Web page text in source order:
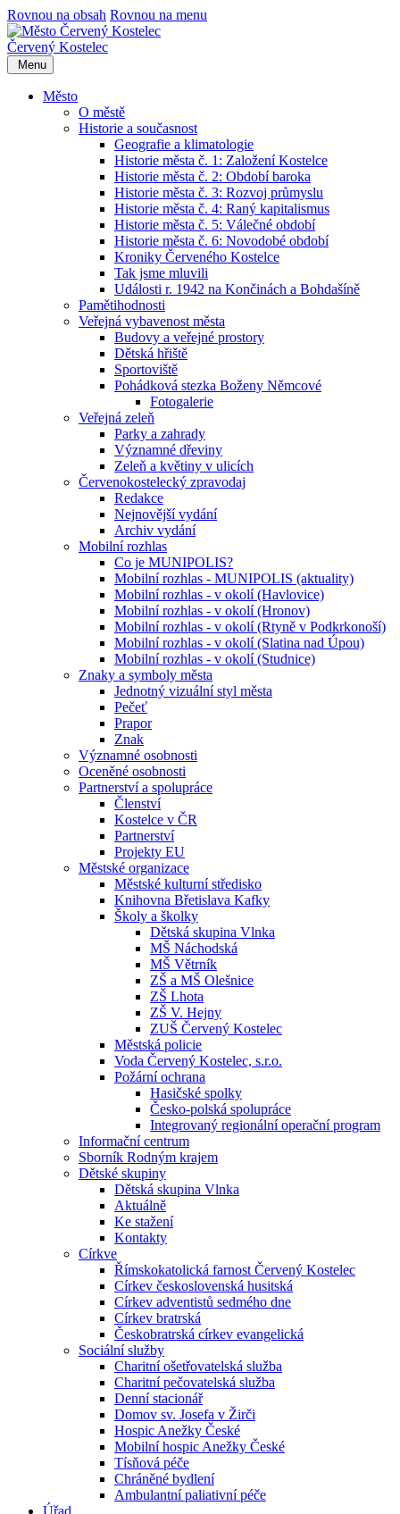
Rovnou na obsah Rovnou na menu
Červený Kostelec
Menu
Město
O městě
Historie a současnost
Geografie a klimatologie
Historie města č. 1: Založení Kostelce
Historie města č. 2: Období baroka
Historie města č. 3: Rozvoj průmyslu
Historie města č. 4: Raný kapitalismus
Historie města č. 5: Válečné období
Historie města č. 6: Novodobé období
Kroniky Červeného Kostelce
Tak jsme mluvili
Události r. 1942 na Končinách a Bohdašíně
Pamětihodnosti
Veřejná vybavenost města
Budovy a veřejné prostory
Dětská hřiště
Sportoviště
Pohádková stezka Boženy Němcové
Fotogalerie
Veřejná zeleň
Parky a zahrady
Významné dřeviny
Zeleň a květiny v ulicích
Červenokostelecký zpravodaj
Redakce
Nejnovější vydání
Archiv vydání
Mobilní rozhlas
Co je MUNIPOLIS?
Mobilní rozhlas - MUNIPOLIS (aktuality)
Mobilní rozhlas - v okolí (Havlovice)
Mobilní rozhlas - v okolí (Hronov)
Mobilní rozhlas - v okolí (Rtyně v Podkrkonoší)
Mobilní rozhlas - v okolí (Slatina nad Úpou)
Mobilní rozhlas - v okolí (Studnice)
Znaky a symboly města
Jednotný vizuální styl města
Pečeť
Prapor
Znak
Významné osobnosti
Oceněné osobnosti
Partnerství a spolupráce
Členství
Kostelce v ČR
Partnerství
Projekty EU
Městské organizace
Městské kulturní středisko
Knihovna Břetislava Kafky
Školy a školky
Dětská skupina Vlnka
MŠ Náchodská
MŠ Větrník
ZŠ a MŠ Olešnice
ZŠ Lhota
ZŠ V. Hejny
ZUŠ Červený Kostelec
Městská policie
Voda Červený Kostelec, s.r.o.
Požární ochrana
Hasičské spolky
Česko-polská spolupráce
Integrovaný regionální operační program
Informační centrum
Sborník Rodným krajem
Dětské skupiny
Dětská skupina Vlnka
Aktuálně
Ke stažení
Kontakty
Církve
Římskokatolická farnost Červený Kostelec
Církev československá husitská
Církev adventistů sedmého dne
Církev bratrská
Českobratrská církev evangelická
Sociální služby
Charitní ošetřovatelská služba
Charitní pečovatelská služba
Denní stacionář
Domov sv. Josefa v Žirči
Hospic Anežky České
Mobilní hospic Anežky České
Tísňová péče
Chráněné bydlení
Ambulantní paliativní péče
Úřad